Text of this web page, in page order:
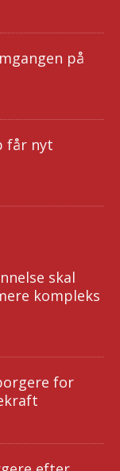
på
får nyt
skal
kompleks
for